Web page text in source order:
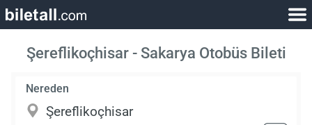
Şereflikoçhisar - Sakarya Otobüs Bileti
Nereden